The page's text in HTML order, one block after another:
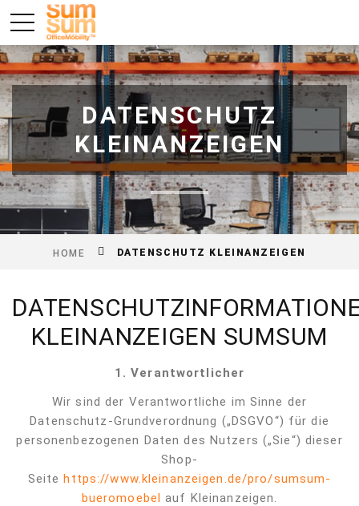
DATENSCHUTZ
KLEINANZEIGEN
HOME DATENSCHUTZ KLEINANZEIGEN
KLEINANZEIGEN SUMSUM
1. Verantwortlicher
Wir sind der Verantwortliche im Sinne der
Datenschutz-Grundverordnung („DSGVO“) für die
personenbezogenen Daten des Nutzers („Sie“) dieser
Shop-
Seitehttps://www.kleinanzeigen.de/pro/sumsum-
bueromoebel auf Kleinanzeigen.